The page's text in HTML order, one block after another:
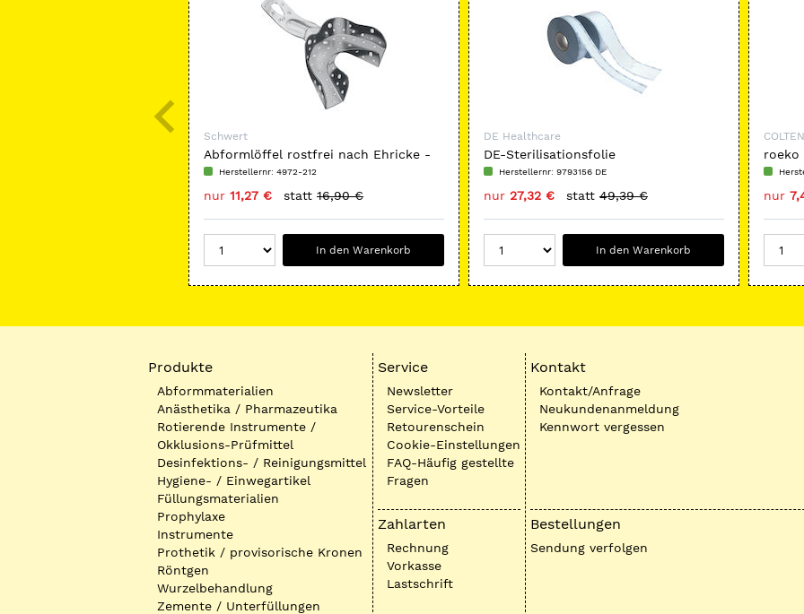
Schwert
Abformlöffel rostfrei nach Ehricke -
perforiert, bezahnt
Herstellernr: 4972-212
nur 11,27 € statt 16,90 €
In den Warenkorb
DE Healthcare
DE-Sterilisationsfolie
Herstellernr: 9793156 DE
nur 27,32 € statt 49,39 €
In den Warenkorb
roeko
nur
Produkte
Abformmaterialien
Anästhetika / Pharmazeutika
Rotierende Instrumente /
Okklusions-Prüfmittel
Desinfektions- / Reinigungsmittel
Hygiene- / Einwegartikel
Füllungsmaterialien
Prophylaxe
Instrumente
Prothetik / provisorische Kronen
Röntgen
Wurzelbehandlung
Zemente / Unterfüllungen
Service
Newsletter
Service-Vorteile
Retourenschein
Cookie-Einstellungen
FAQ-Häufig gestellte
Fragen
Zahlarten
Rechnung
Vorkasse
Lastschrift
Kontakt
Kontakt/Anfrage
Neukundenanmeldung
Kennwort vergessen
Bestellungen
Sendung verfolgen